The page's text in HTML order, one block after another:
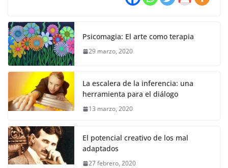
Psicomagia: El arte como terapia
29 marzo, 2020
La escalera de la inferencia: una
herramienta para el diálogo
13 marzo, 2020
El potencial creativo de los mal
adaptados
27 febrero, 2020